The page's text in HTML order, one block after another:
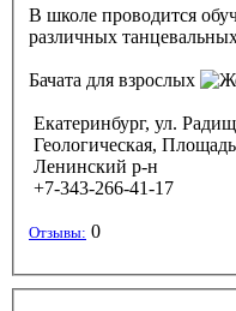
В школе проводится
различных
Бачата для взрослых
Екатеринбург, ул.
Геологическая,
Ленинский р-н
+7-343-266-41-17
Отзывы: 0